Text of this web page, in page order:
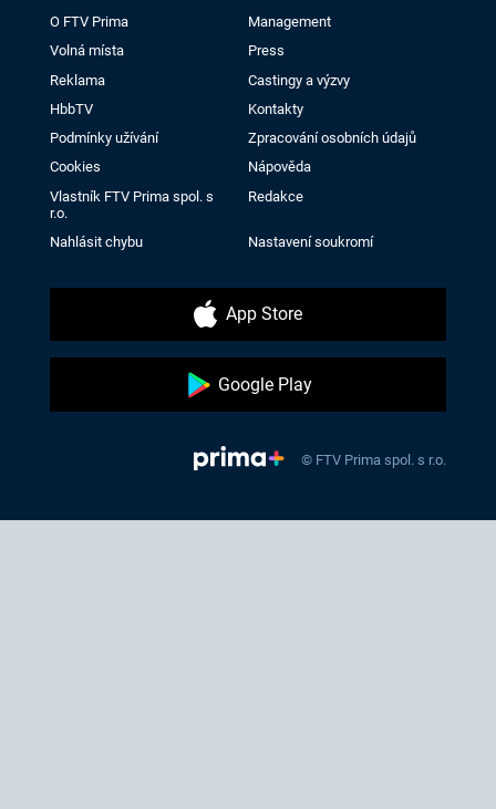
O FTV Prima
Management
Volná místa
Press
Reklama
Castingy a výzvy
HbbTV
Kontakty
Podmínky užívání
Zpracování osobních údajů
Cookies
Nápověda
Vlastník FTV Prima spol. s
r.o.
Redakce
Nahlásit chybu Nastavení soukromí
App Store
Google Play
© FTV Prima spol. s r.o.